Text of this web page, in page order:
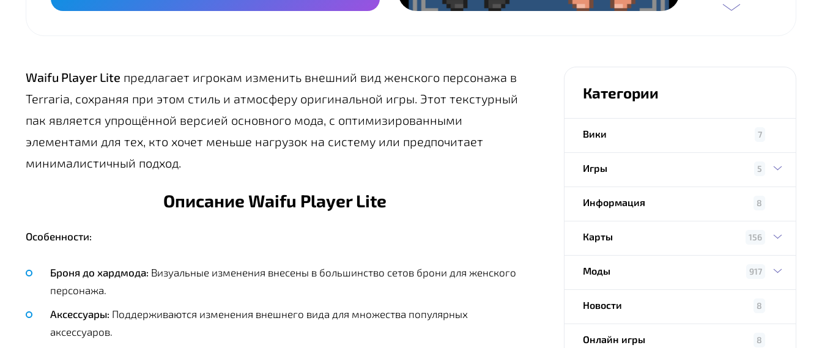
Waifu Player Lite предлагает игрокам изменить внешний вид женского персонажа в
Terraria, сохраняя при этом стиль и атмосферу оригинальной игры. Этот текстурный
пак является упрощённой версией основного мода, с оптимизированными
элементами для тех, кто хочет меньше нагрузок на систему или предпочитает
минималистичный подход.
Описание Waifu Player Lite
Особенности:
Броня до хардмода: Визуальные изменения внесены в большинство сетов брони для женского
персонажа.
Аксессуары: Поддерживаются изменения внешнего вида для множества популярных
аксессуаров.
Категории
Вики 7
Игры 5
Информация 8
Карты 156
Моды 917
Новости 8
Онлайн игры 8